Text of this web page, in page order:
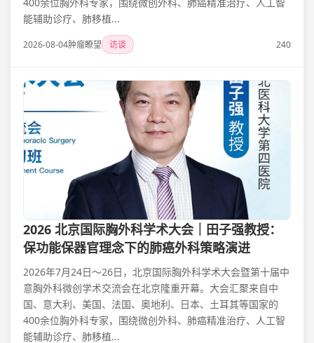
能辅助诊疗、肺移植...
2026-08-04肿瘤瞭望 访谈 240
2026 北京国际胸外科学术大会｜田子强教授：
保功能保器官理念下的肺癌外科策略演进
2026年7月24日～26日，北京国际胸外科学术大会暨第十届中
意胸外科微创学术交流会在北京隆重开幕。大会汇聚来自中
国、意大利、美国、法国、奥地利、日本、土耳其等国家的
400余位胸外科专家，围绕微创外科、肺癌精准治疗、人工智
能辅助诊疗、肺移植...